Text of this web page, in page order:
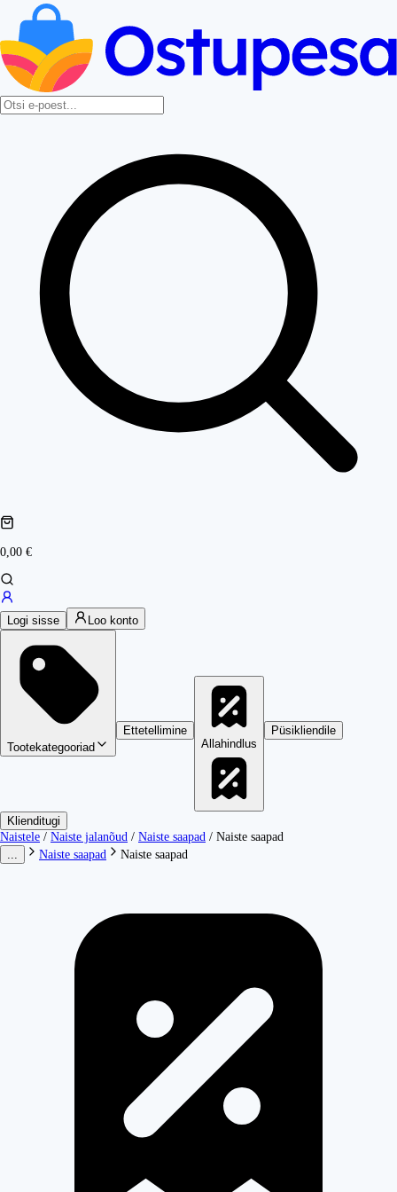
0,00 €
Logi sisse Loo konto
Tootekategooriad
Ettetellimine
Allahindlus
Püsikliendile
Klienditugi
Naistele / Naiste jalanõud / Naiste saapad / Naiste saapad
Naiste saapad Naiste saapad